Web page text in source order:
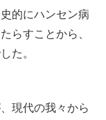
的にハンセン病
らすことから、
た。
現代の我々から